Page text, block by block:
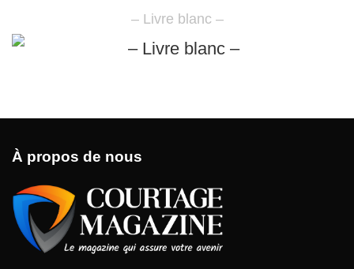
– Livre blanc –
À propos de nous